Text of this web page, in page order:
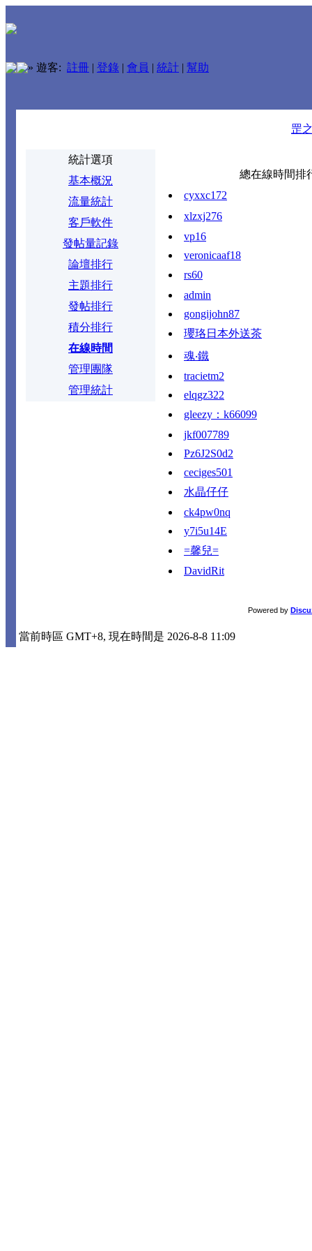
» 遊客: 註冊 | 登錄 | 會員 | 統計 | 幫助
罡
統計選項
基本概況
流量統計
客戶軟件
發帖量記錄
論壇排行
主題排行
發帖排行
積分排行
在線時間
管理團隊
管理統計
總在線時間排
cyxxc172
xlzxj276
vp16
veronicaaf18
rs60
admin
gongijohn87
瓔珞日本外送茶
魂‧鐵
tracietm2
elqgz322
gleezy：k66099
jkf007789
Pz6J2S0d2
ceciges501
水晶仔仔
ck4pw0nq
y7i5u14E
=馨兒=
DavidRit
Powered by
當前時區 GMT+8, 現在時間是 2026-8-8 11:09